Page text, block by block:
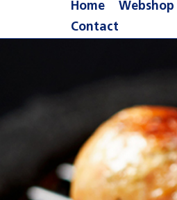
Home Webshop
Contact